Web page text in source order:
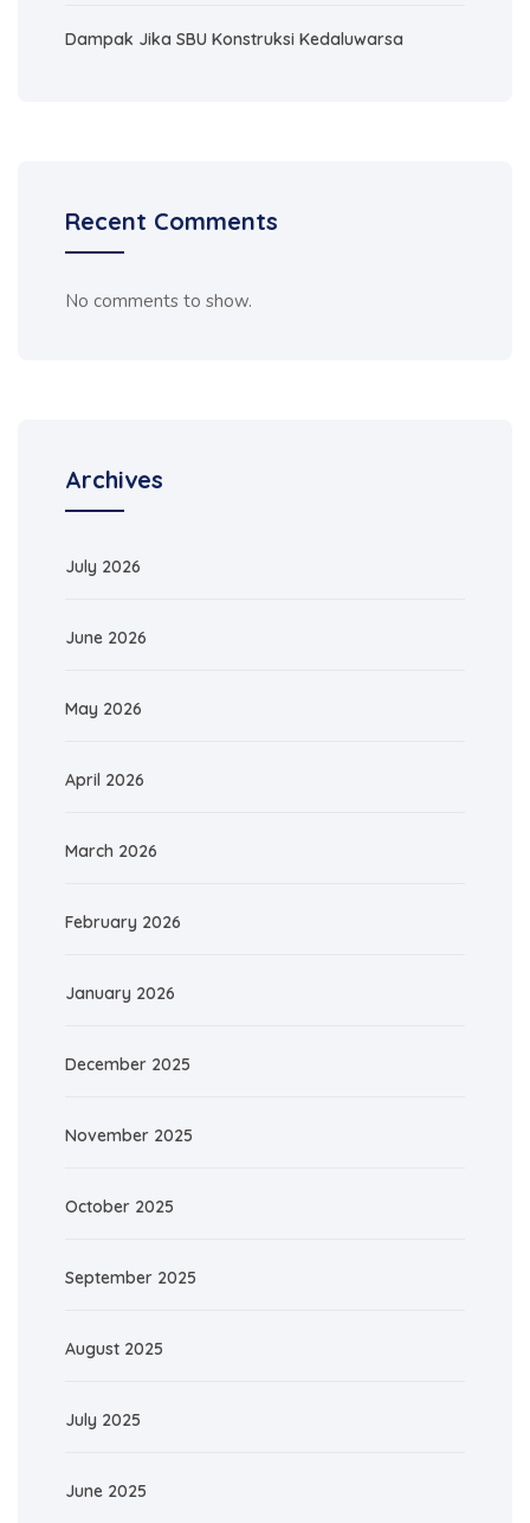
Dampak Jika SBU Konstruksi Kedaluwarsa
Recent Comments
No comments to show.
Archives
July 2026
June 2026
May 2026
April 2026
March 2026
February 2026
January 2026
December 2025
November 2025
October 2025
September 2025
August 2025
July 2025
June 2025